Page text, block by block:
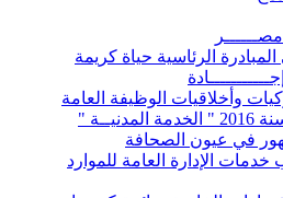
الرئاسية حياة كريمة
وأخلاقيات الوظيفة العامة
في عيون الصحافة
الإدارة العامة للموارد